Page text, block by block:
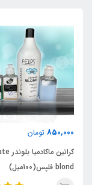
12
1,200,000
سرمه ای(100میل)